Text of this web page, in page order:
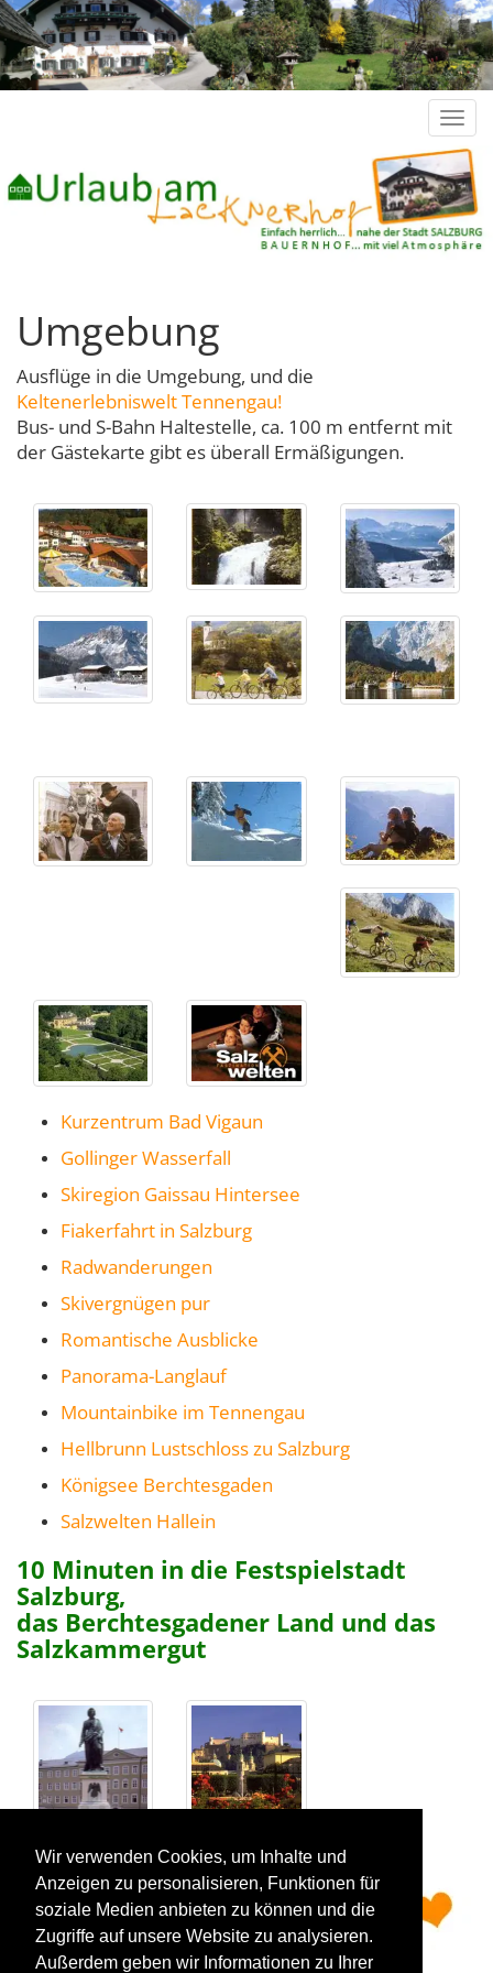
Wir verwenden Cookies, um Inhalte und
Anzeigen zu personalisieren, Funktionen für
soziale Medien anbieten zu können und die
Zugriffe auf unsere Website zu analysieren.
Außerdem geben wir Informationen zu Ihrer
Umgebung
Ausflüge in die Umgebung, und die
Keltenerlebniswelt Tennengau!
Bus- und S-Bahn Haltestelle, ca. 100 m entfernt mit
der Gästekarte gibt es überall Ermäßigungen.
Kurzentrum Bad Vigaun
Gollinger Wasserfall
Skiregion Gaissau Hintersee
Fiakerfahrt in Salzburg
Radwanderungen
Skivergnügen pur
Romantische Ausblicke
Panorama-Langlauf
Mountainbike im Tennengau
Hellbrunn Lustschloss zu Salzburg
Königsee Berchtesgaden
Salzwelten Hallein
10 Minuten in die Festspielstadt
Salzburg,
das Berchtesgadener Land und das
Salzkammergut
Mozartstatue&Festung Hohensalzburg